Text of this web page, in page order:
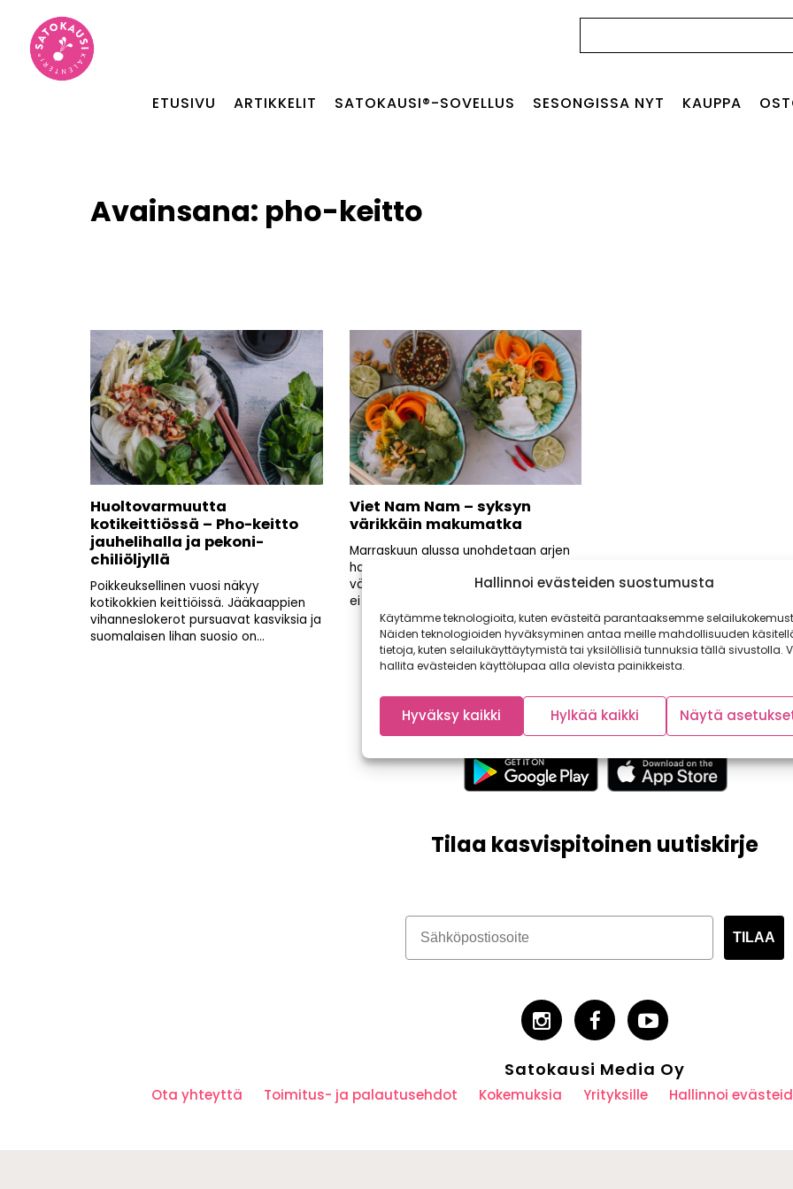
Hallinnoi evästeiden suostumusta
Käytämme teknologioita, kuten evästeitä parantaaksemme
Näiden teknologioiden hyväksyminen antaa meille mahdollisuuden
tietoja, kuten selailukäyttäytymistä tai yksilöllisiä tunnuksia tällä sivustolla.
hallita evästeiden käyttölupaa alla olevista painikkeista.
Hyväksy kaikki Hylkää kaikki Näytä
ETUSIVU ARTIKKELIT SATOKAUSI®-SOVELLUS SESONGISSA NYT KAUPPA
Avainsana: pho-keitto
Huoltovarmuutta
kotikeittiössä – Pho-keitto
jauhelihalla ja pekoni-
chiliöljyllä
Poikkeuksellinen vuosi näkyy
kotikokkien keittiöissä. Jääkaappien
vihanneslokerot pursuavat kasviksia ja
suomalaisen lihan suosio on...
Viet Nam Nam – syksyn
värikkäin makumatka
Marraskuun alussa unohdetaan arjen
harmaus ja hypätään makumatkalle
värikkääseen Vietnamiin! Tämä reissu
ei vaadi...
Tilaa kasvispitoinen uutiskirje
TILAA
Satokausi Media Oy
Ota yhteyttä Toimitus- ja palautusehdot Kokemuksia Yrityksille Hallinnoi